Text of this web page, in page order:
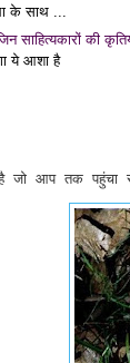
के साथ ...
साहित्यकारों की
ये आशा है
जो आप तक पहुंचा